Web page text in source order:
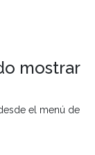
mostrar
el menú de